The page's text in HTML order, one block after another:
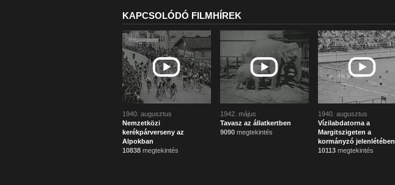
KAPCSOLÓDÓ FILMHÍREK
1940. augusztus
Nemzetközi
kerékpárverseny az
Alpokban
10838megtekintés
1942. május
Tavasz az állatkertben
9090megtekintés
1940. augusztus
Vízilabdatorna a
Margitszigeten a
kormányzó jelenlétében
10113megtekintés